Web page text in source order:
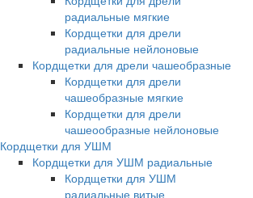
радиальные мягкие
Кордщетки для дрели
радиальные нейлоновые
Кордщетки для дрели чашеобразные
Кордщетки для дрели
чашеобразные мягкие
Кордщетки для дрели
чашеообразные нейлоновые
Кордщетки для УШМ
Кордщетки для УШМ радиальные
Кордщетки для УШМ
радиальные витые